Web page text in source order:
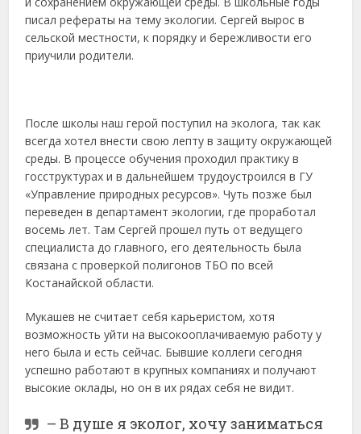
писал рефераты на тему экологии. Сергей вырос в
сельской местности, к порядку и бережливости его
приучили родители.
После школы наш герой поступил на эколога, так как
всегда хотел внести свою лепту в защиту окружающей
среды. В процессе обучения проходил практику в
госструктурах и в дальнейшем трудоустроился в ГУ
«Управление природных ресурсов». Чуть позже был
переведен в департамент экологии, где проработал
восемь лет. Там Сергей прошел путь от ведущего
специалиста до главного, его деятельность была
связана с проверкой полигонов ТБО по всей
Костанайской области.
Мукашев не считает себя карьеристом, хотя
возможность уйти на высокооплачиваемую работу у
него была и есть сейчас. Бывшие коллеги сегодня
успешно работают в крупных компаниях и получают
высокие оклады, но он в их рядах себя не видит.
– В душе я эколог, хочу заниматься